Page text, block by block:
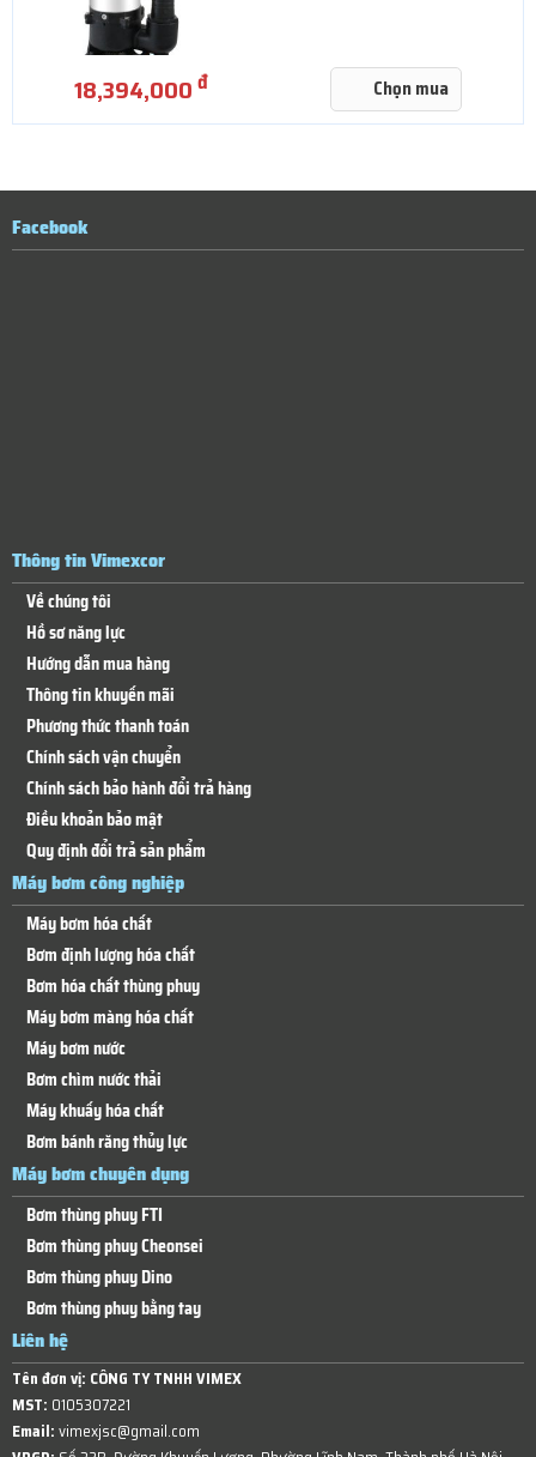
18,394,000đ Chọn mua
Facebook
Thông tin Vimexcor
Về chúng tôi
Hồ sơ năng lực
Hướng dẫn mua hàng
Thông tin khuyến mãi
Phương thức thanh toán
Chính sách vận chuyển
Chính sách bảo hành đổi trả hàng
Điều khoản bảo mật
Quy định đổi trả sản phẩm
Máy bơm công nghiệp
Máy bơm hóa chất
Bơm định lượng hóa chất
Bơm hóa chất thùng phuy
Máy bơm màng hóa chất
Máy bơm nước
Bơm chìm nước thải
Máy khuấy hóa chất
Bơm bánh răng thủy lực
Máy bơm chuyên dụng
Bơm thùng phuy FTI
Bơm thùng phuy Cheonsei
Bơm thùng phuy Dino
Bơm thùng phuy bằng tay
Liên hệ
Tên đơn vị: CÔNG TY TNHH VIMEX
MST: 0105307221
Email:vimexjsc@gmail.com